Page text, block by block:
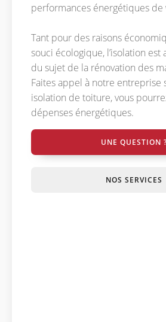
performances énergétiques de
Tant pour des raisons
souci écologique, l’isolation est
du sujet de la rénovation des
Faites appel à notre entreprise
isolation de toiture, vous
dépenses énergétiques.
UNE QUESTION ?
NOS SERVICES